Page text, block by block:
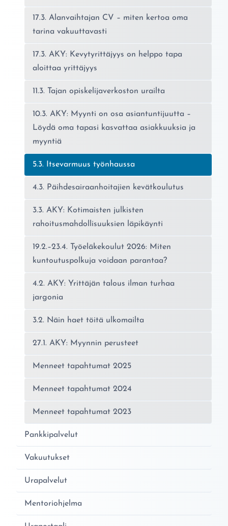
17.3. Alanvaihtajan CV – miten kertoa oma
tarina vakuuttavasti
17.3. AKY: Kevytyrittäjyys on helppo tapa
aloittaa yrittäjyys
11.3. Tajan opiskelijaverkoston urailta
10.3. AKY: Myynti on osa asiantuntijuutta –
Löydä oma tapasi kasvattaa asiakkuuksia ja
myyntiä
Nykyinen sivu:
5.3. Itsevarmuus työnhaussa
4.3. Päihdesairaanhoitajien kevätkoulutus
3.3. AKY: Kotimaisten julkisten
rahoitusmahdollisuuksien läpikäynti
19.2.–23.4. Työeläkekoulut 2026: Miten
kuntoutuspolkuja voidaan parantaa?
4.2. AKY: Yrittäjän talous ilman turhaa
jargonia
3.2. Näin haet töitä ulkomailta
27.1. AKY: Myynnin perusteet
Menneet tapahtumat 2025
Menneet tapahtumat 2024
Menneet tapahtumat 2023
Pankkipalvelut
Vakuutukset
Urapalvelut
Mentoriohjelma